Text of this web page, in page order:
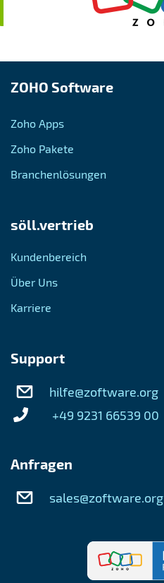
ZOHO Software
Zoho Apps
Zoho Pakete
Branchenlösungen
söll.vertrieb
Kundenbereich
Über Uns
Karriere
Support
hilfe@zoftware.org
+49 9231 66539 00
Anfragen
sales@zoftware.org